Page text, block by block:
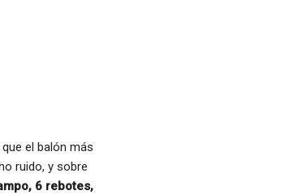
el balón más
ruido, y sobre
6 rebotes,